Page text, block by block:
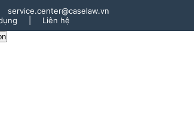
service.center@caselaw.vn
Liên hệ